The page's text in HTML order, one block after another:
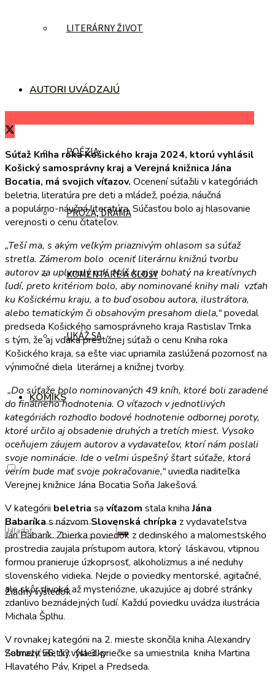
LITERÁRNY ŽIVOT
AUTORI UVÁDZAJÚ
POÉZIA
PRÓZA, DRÁMA
KOMENTÁRE A GLOSY
UKÁŽ SA
KOMIKS
Žiadny výsledok
Zobraziť všetky výsledky
Súťaž Kniha roka Košického kraja 2024, ktorú vyhlásil
Košický samosprávny kraj a Verejná knižnica Jána
Bocatia, má svojich víťazov. Ocenení súťažili v kategóriách
beletria, literatúra pre deti a mládež, poézia, náučná
a populárno-náučná literatúra. Súčasťou bolo aj hlasovanie
verejnosti o cenu čitateľov.
„Teší ma, s akým veľkým priaznivým ohlasom sa súťaž
stretla. Zámerom bolo oceniť literárnu knižnú tvorbu
autorov za uplynulý rok. Náš kraj je bohatý na kreatívnych
ľudí, preto kritériom bolo, aby nominované knihy mali vzťah
ku Košickému kraju, a to buď osobou autora, ilustrátora,
alebo tematickým či obsahovým presahom diela,“povedal
predseda Košického samosprávneho kraja Rastislav Trnka
s tým, že aj vďaka prestížnej súťaži o cenu Kniha roka
Košického kraja, sa ešte viac upriamila zaslúžená pozornosť na
výnimočné diela literárnej a knižnej tvorby.
„Do súťaže bolo nominovaných 49 kníh, ktoré boli zaradené
do finálneho hodnotenia. O víťazoch v jednotlivých
kategóriách rozhodlo bodové hodnotenie odbornej poroty,
ktoré určilo aj obsadenie druhých a tretích miest. Vysoko
oceňujem záujem autorov a vydavateľov, ktorí nám poslali
svoje nominácie. Ide o veľmi úspešný štart súťaže, ktorá
verím bude mať svoje pokračovanie,“uviedla riaditeľka
Verejnej knižnice Jána Bocatia Soňa Jakešová.
V kategórii beletria sa víťazom stala knihaJána
Babaríkas názvomSlovenská chrípka z vydavateľstva
Ján Babarík. Zbierka poviedok z dedinského a malomestského
prostredia zaujala prístupom autora, ktorý láskavou, vtipnou
formou pranieruje úzkoprsosť, alkoholizmus a iné neduhy
slovenského vidieka. Nejde o poviedky mentorské, agitačné,
ale skôr divoké až mysteriózne, ukazujúce aj dobré stránky
zdanlivo beznádejných ľudí. Každú poviedku uvádza ilustrácia
Michala Šplhu.
V rovnakej kategórii na 2. mieste skončila kniha Alexandry
Salmely 56, či?. Na 3. priečke sa umiestnila kniha Martina
Hlavatého Páv, Kripel a Predseda.